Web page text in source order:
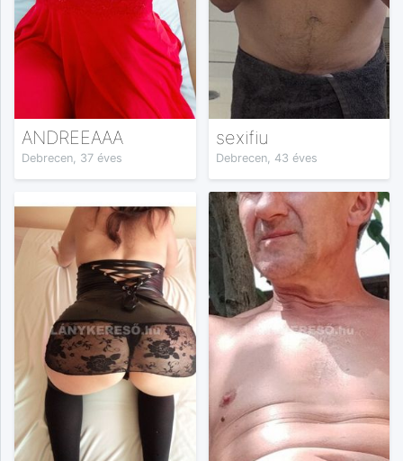
ANDREEAAA
Debrecen, 37 éves
sexifiu
Debrecen, 43 éves